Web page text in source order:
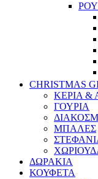
CHRISTMAS
ΚΕΡΙΑ &
ΓΟΥΡΙΑ
ΜΠΑΛΕΣ
ΔΩΡΑΚΙΑ
ΚΟΥΦΕΤΑ